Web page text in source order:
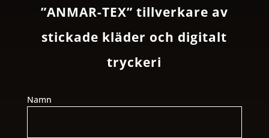
”ANMAR-TEX” tillverkare av
stickade kläder och digitalt
tryckeri
Namn